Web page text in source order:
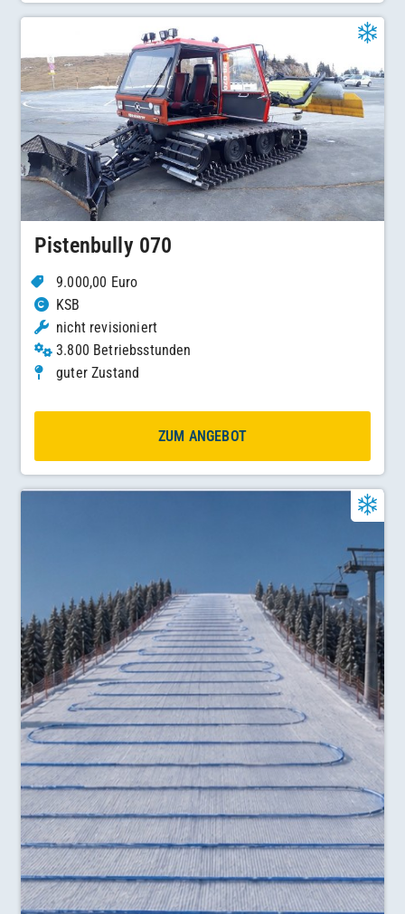
Pistenbully 070
9.000,00 Euro
KSB
nicht revisioniert
3.800 Betriebsstunden
guter Zustand
ZUM ANGEBOT